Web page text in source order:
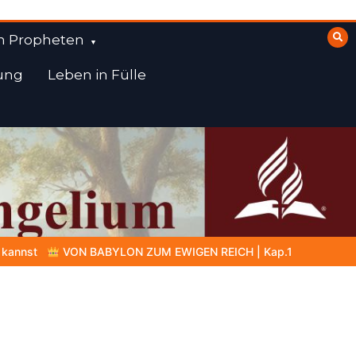
Propheten
Leben in Fülle
REICH | Kap.1 – Miniserie 4: Die prophetische